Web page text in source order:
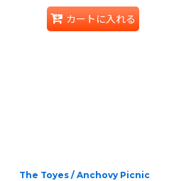
カートに入れる
The Toyes / Anchovy Picnic